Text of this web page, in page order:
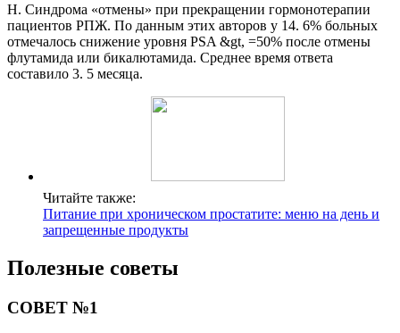
Н. Синдрома «отмены» при прекращении гормонотерапии
пациентов РПЖ. По данным этих авторов у 14. 6% больных
отмечалось снижение уровня PSA &gt, =50% после отмены
флутамида или бикалютамида. Среднее время ответа
составило 3. 5 месяца.
Читайте также:
Питание при хроническом простатите: меню на день и
запрещенные продукты
Полезные советы
СОВЕТ №1